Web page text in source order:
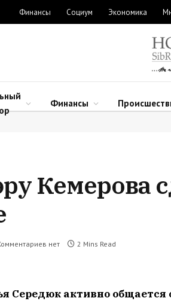
Финансы Социум Экономика
Финансы
Кемерова
нет 2 Mins Read
Середюк активно общается